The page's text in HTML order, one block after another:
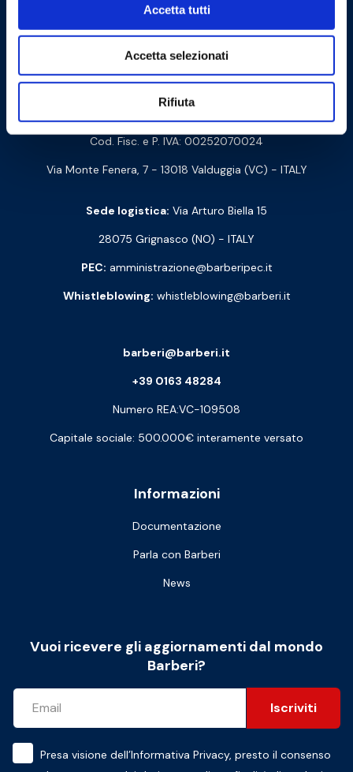
Accetta tutti
Accetta selezionati
Rifiuta
Contattaci
Cod. Fisc. e P. IVA: 00252070024
Via Monte Fenera, 7 - 13018 Valduggia (VC) - ITALY
Sede logistica: Via Arturo Biella 15
28075 Grignasco (NO) - ITALY
PEC: amministrazione@barberipec.it
Whistleblowing: whistleblowing@barberi.it
Informazioni
Documentazione
Parla con Barberi
News
barberi@barberi.it
+39 0163 48284
Numero REA:VC-109508
Capitale sociale: 500.000€ interamente versato
Vuoi ricevere gli aggiornamenti dal mondo
Barberi?
Iscriviti
Presa visione dell’Informativa Privacy, presto il consenso